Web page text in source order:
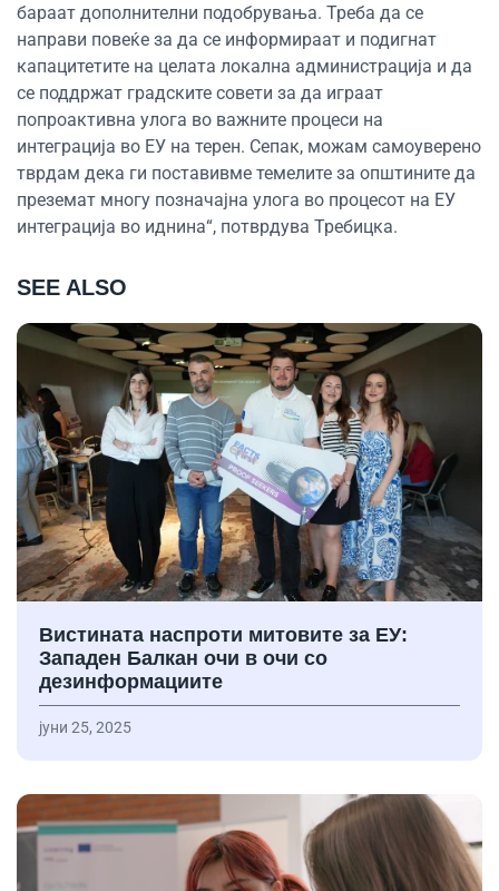
бараат дополнителни подобрувања. Треба да се
направи повеќе за да се информираат и подигнат
капацитетите на целата локална администрација и да
се поддржат градските совети за да играат
попроактивна улога во важните процеси на
интеграција во ЕУ на терен. Сепак, можам самоуверено
тврдам дека ги поставивме темелите за општините да
преземат многу позначајна улога во процесот на ЕУ
интеграција во иднина“, потврдува Требицка.
SEE ALSO
Вистината наспроти митовите за ЕУ:
Западен Балкан очи в очи со
дезинформациите
јуни 25, 2025